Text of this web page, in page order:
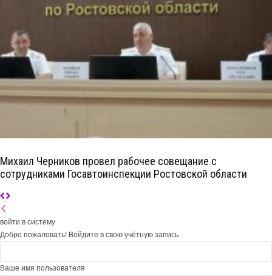
Михаил Черников провел рабочее совещание с
сотрудниками Госавтоинспекции Ростовской области
войти в систему
Добро пожаловать! Войдите в свою учётную запись
Ваше имя пользователя